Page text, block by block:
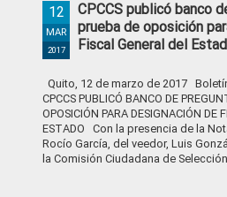
CPCCS publicó banco
prueba de oposición
Fiscal General del
12
MAR
2017
Quito, 12 de marzo de 2017
CPCCS PUBLICÓ BANCO DE
OPOSICIÓN PARA DESIGNACIÓN DE
ESTADO Con la presencia de la
Rocío García, del veedor, Luis
la Comisión Ciudadana de